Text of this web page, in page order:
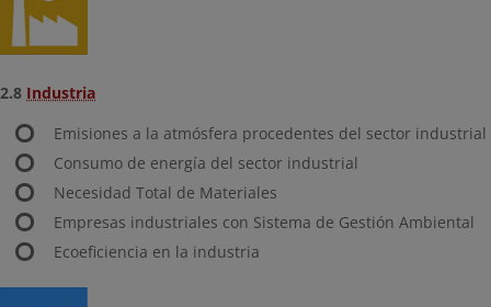
2.8 Industria
Emisiones a la atmósfera procedentes del sector industrial
Consumo de energía del sector industrial
Necesidad Total de Materiales
Empresas industriales con Sistema de Gestión Ambiental
Ecoeficiencia en la industria